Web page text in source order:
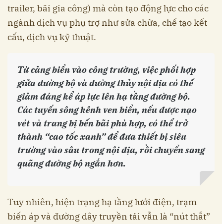
trailer, bãi gia công) mà còn tạo động lực cho các
ngành dịch vụ phụ trợ như sửa chữa, chế tạo kết
cấu, dịch vụ kỹ thuật.
Từ cảng biển vào công trường, việc phối hợp
giữa đường bộ và đường thủy nội địa có thể
giảm đáng kể áp lực lên hạ tầng đường bộ.
Các tuyến sông kênh ven biển, nếu được nạo
vét và trang bị bến bãi phù hợp, có thể trở
thành “cao tốc xanh” để đưa thiết bị siêu
trường vào sâu trong nội địa, rồi chuyển sang
quãng đường bộ ngắn hơn.
Tuy nhiên, hiện trạng hạ tầng lưới điện, trạm
biến áp và đường dây truyền tải vẫn là “nút thắt”